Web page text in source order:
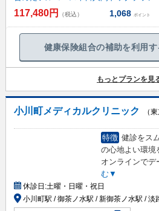
117,480円 （税込） 1,068 ポイント
健康保険組合の補助を利用
もっとプランを見
小川町メディカルクリニック
（
特徴 健診をス
の心地よい環境
オンラインでデ
む▼
休診日:土曜・日曜・祝日
小川町駅 / 御茶ノ水駅 / 新御茶ノ水駅 / 淡